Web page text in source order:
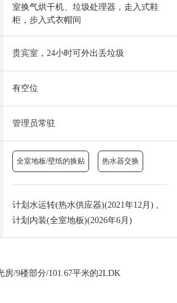
室换气烘干机、垃圾处理器，走入式鞋
柜，步入式衣帽间
贵宾室，24小时可外出丢垃圾
有空位
管理员常驻
全室地板/壁纸的换贴 热水器交换
计划水运转(热水供应器)(2021年12月) ,
计划内装(全室地板)(2026年6月)
房/9楼部分/101.67平米的2LDK